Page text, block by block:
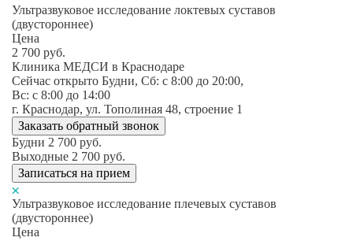
Ультразвуковое исследование локтевых суставов
(двустороннее)
Цена
2 700 руб.
Клиника МЕДСИ в Краснодаре
Сейчас открыто Будни, Сб: c 8:00 до 20:00,
Вс: c 8:00 до 14:00
г. Краснодар, ул. Тополиная 48, строение 1
Заказать обратный звонок
Будни 2 700 руб.
Выходные 2 700 руб.
Записаться на прием
Ультразвуковое исследование плечевых суставов
(двустороннее)
Цена